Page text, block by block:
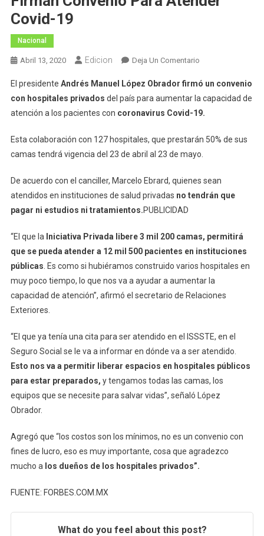
Covid-19
Nacional
Abril 13, 2020 Edicion Deja Un ComentarioEn
Y
Hospitales
Privados
Convenio
Para
Covid-
19
El presidente Andrés Manuel López Obrador firmó un convenio
con hospitales privados del país para aumentar la capacidad de
atención a los pacientes con coronavirus Covid-19.
Esta colaboración con 127 hospitales, que prestarán 50% de sus
camas tendrá vigencia del 23 de abril al 23 de mayo.
De acuerdo con el canciller, Marcelo Ebrard, quienes sean
atendidos en instituciones de salud privadas no tendrán que
pagar ni estudios ni tratamientos.PUBLICIDAD
“El que la Iniciativa Privada libere 3 mil 200 camas, permitirá
que se pueda atender a 12 mil 500 pacientes en instituciones
públicas . Es como si hubiéramos construido varios hospitales en
muy poco tiempo, lo que nos va a ayudar a aumentar la
capacidad de atención”, afirmó el secretario de Relaciones
Exteriores.
“El que ya tenía una cita para ser atendido en el ISSSTE, en el
Seguro Social se le va a informar en dónde va a ser atendido.
Esto nos va a permitir liberar espacios en hospitales públicos
para estar preparados, y tengamos todas las camas, los
equipos que se necesite para salvar vidas”, señaló López
Obrador.
Agregó que “los costos son los mínimos, no es un convenio con
fines de lucro, eso es muy importante, cosa que agradezco
mucho a los dueños de los hospitales privados”.
FUENTE: FORBES.COM.MX
What do you feel about this post?